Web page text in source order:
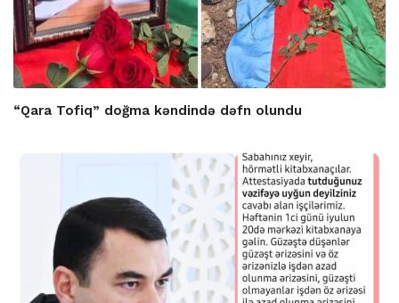
“Qara Tofiq” doğma kəndində dəfn olundu